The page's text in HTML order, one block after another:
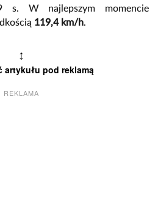
s. W najlepszym momencie
119,4 km/h.
↕
artykułu pod reklamą
REKLAMA